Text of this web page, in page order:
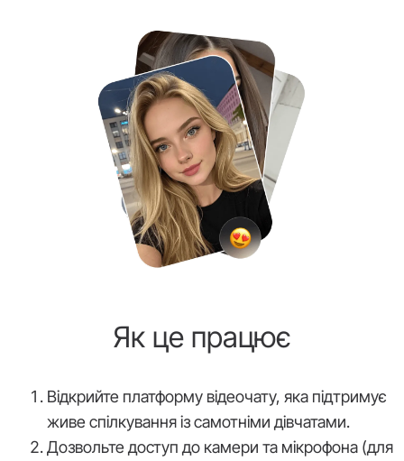
Як це працює
Відкрийте платформу відеочату, яка підтримує
живе спілкування із самотніми дівчатами.
Дозвольте доступ до камери та мікрофона (для